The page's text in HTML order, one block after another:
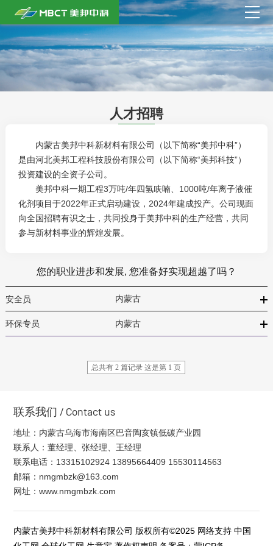
首页
关于我们
新闻中心
人才招聘
联系我们
人才招聘
内蒙古美邦中科新材料有限公司（以下简称“美邦中科”）
是由河北美邦工程科技股份有限公司（以下简称“美邦科技”）
投资建设的全资子公司。
美邦中科一期工程3万吨/年四氢呋喃、1000吨/年离子液催
化剂项目于2022年正式启动建设，2024年建成投产。公司现面
向全国招聘有识之士，共同投身于美邦中科的生产经营，共同
参与新材料事业的辉煌发展。
您的职业进步和发展, 您准备好实现超越了吗？
安全员 内蒙古
环保专员 内蒙古
总共有 2 篇记录 这是第 1 页
联系我们 / Contact us
地址：内蒙古乌海市海南区巴音陶亥镇低碳产业园
联系人：董经理、张经理、王经理
联系电话：13315102924 13895664409 15530114563
邮箱： nmgmbzk@163.com
网址：www.nmgmbzk.com
内蒙古美邦中科新材料有限公司 版权所有©2025 网络支持中国